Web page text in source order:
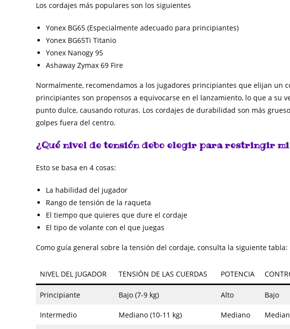
Los cordajes más populares son los siguientes
Yonex BG65 (Especialmente adecuado para principiantes)
Yonex BG65Ti Titanio
Yonex Nanogy 95
Ashaway Zymax 69 Fire
Normalmente, recomendamos a los jugadores principiantes que elijan un
principiantes son propensos a equivocarse en el lanzamiento, lo que a su
punto dulce, causando roturas. Los cordajes de durabilidad son más
golpes fuera del centro.
¿Qué nivel de tensión debo elegir para restringir
Esto se basa en 4 cosas:
La habilidad del jugador
Rango de tensión de la raqueta
El tiempo que quieres que dure el cordaje
El tipo de volante con el que juegas
Como guía general sobre la tensión del cordaje, consulta la siguiente tabla:
NIVEL DEL JUGADOR TENSIÓN DE LAS CUERDAS POTENCIA
Principiante Bajo (7-9 kg) Alto Bajo
Intermedio Mediano (10-11 kg) Mediano